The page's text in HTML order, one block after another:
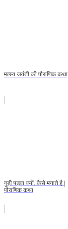
मत्स्य जयंती की पौराणिक कथा
गुड़ी पड़वा क्यों, कैसे मनाते है |
पौराणिक कथा